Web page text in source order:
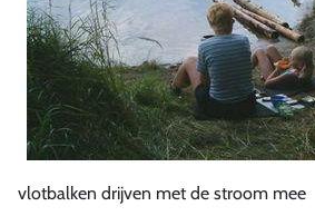
vlotbalken drijven met de stroom mee